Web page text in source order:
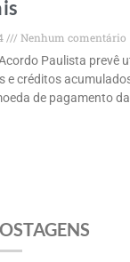
Nenhum comentário
Paulista prevê
e créditos
de pagamento